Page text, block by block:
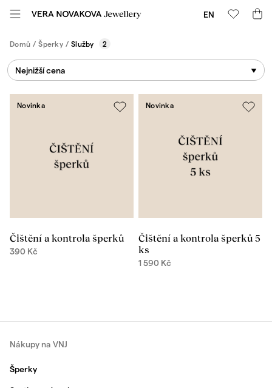
EN
Domů / Šperky / Služby 2
Nejnižší cena
Novinka
Čištění a kontrola šperků
390 Kč
Novinka
Čištění a kontrola šperků 5
ks
1 590 Kč
Nákupy na VNJ
Šperky